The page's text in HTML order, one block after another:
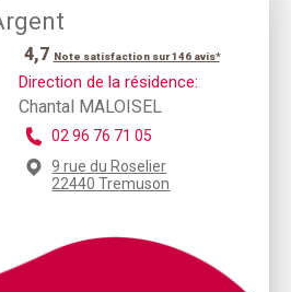
4,7 Note satisfaction sur 146 avis*
Direction de la résidence:
Chantal MALOISEL
02 96 76 71 05
9 rue du Roselier
22440 Tremuson